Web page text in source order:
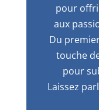
pour
aux
Du
touche
pour
Laissez